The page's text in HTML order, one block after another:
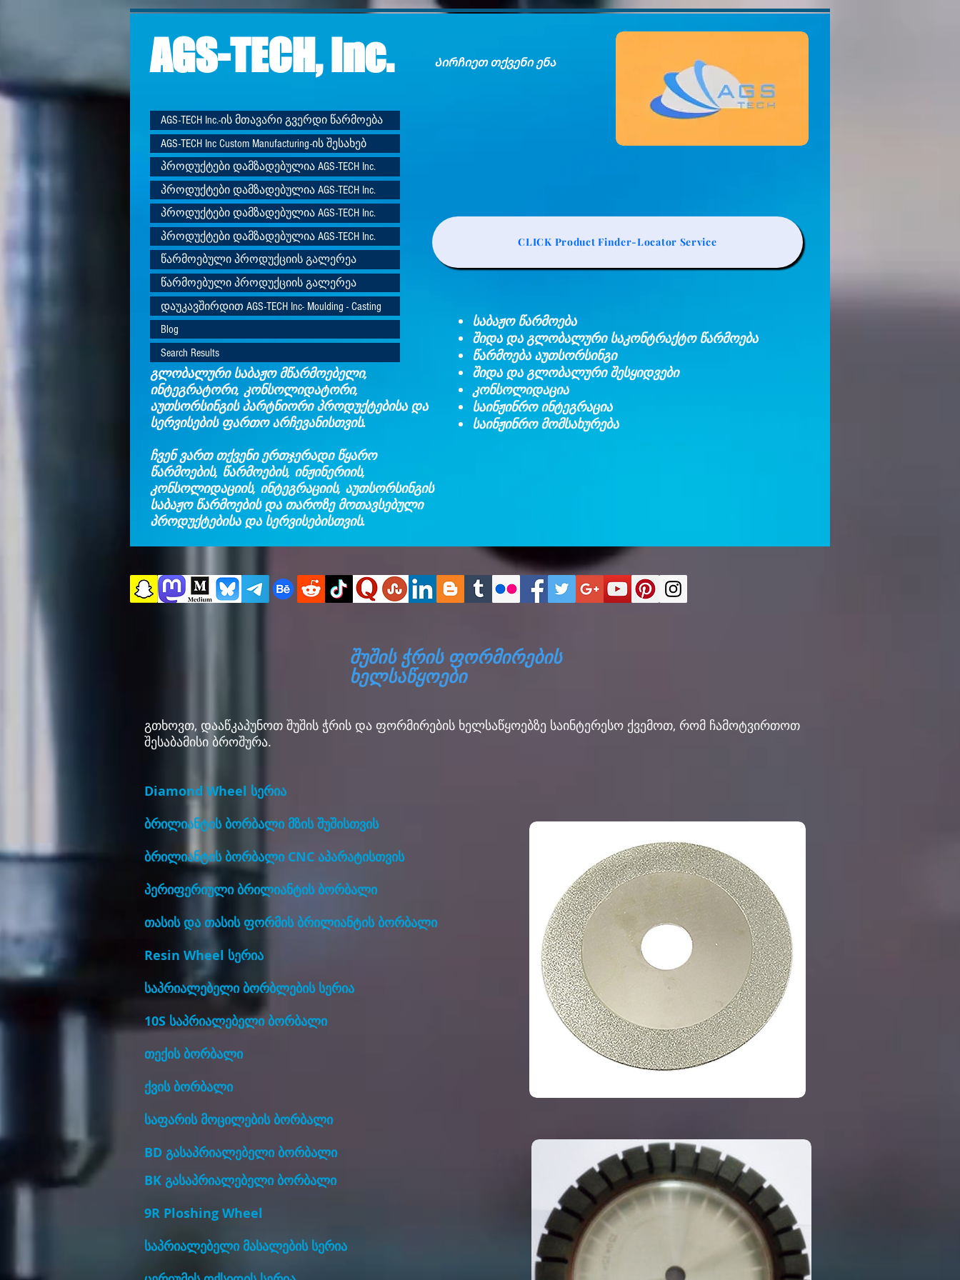
AGS-TECH, Inc.
AGS-TECH Inc.-ის მთავარი გვერდი წარმოება
AGS-TECH Inc Custom Manufacturing-ის შესახებ
პროდუქტები დამზადებულია AGS-TECH Inc.
პროდუქტები დამზადებულია AGS-TECH Inc.
პროდუქტები დამზადებულია AGS-TECH Inc.
პროდუქტები დამზადებულია AGS-TECH Inc.
წარმოებული პროდუქციის გალერეა
წარმოებული პროდუქციის გალერეა
დაუკავშირდით AGS-TECH Inc- Moulding - Casting
Blog
Search Results
გლობალური საბაჟო მწარმოებელი,
ინტეგრატორი, კონსოლიდატორი,
აუთსორსინგის პარტნიორი პროდუქტებისა და
სერვისების ფართო არჩევანისთვის.
ჩვენ ვართ თქვენი ერთჯერადი წყარო
წარმოების, წარმოების, ინჟინერიის,
კონსოლიდაციის, ინტეგრაციის, აუთსორსინგის
საბაჟო წარმოების და თაროზე მოთავსებული
პროდუქტებისა და სერვისებისთვის.
Აირჩიეთ თქვენი ენა
CLICK Product Finder-Locator Service
საბაჟო წარმოება
შიდა და გლობალური საკონტრაქტო წარმოება
წარმოება აუთსორსინგი
შიდა და გლობალური შესყიდვები
კონსოლიდაცია​
საინჟინრო ინტეგრაცია​
საინჟინრო მომსახურება
შუშის ჭრის ფორმირების
ხელსაწყოები
გთხოვთ, დააწკაპუნოთ შუშის ჭრის და ფორმირების ხელსაწყოებზე საინტერესო ქვემოთ, რომ ჩამოტვირთოთ
შესაბამისი ბროშურა.
Diamond Wheel სერია
ბრილიანტის ბორბალი მზის შუშისთვის
ბრილიანტის ბორბალი CNC აპარატისთვის
პერიფერიული ბრილიანტის ბორბალი
თასის და თასის ფორმის ბრილიანტის ბორბალი
Resin Wheel სერია
საპრიალებელი ბორბლების სერია
10S საპრიალებელი ბორბალი
თექის ბორბალი
ქვის ბორბალი
საფარის მოცილების ბორბალი
BD გასაპრიალებელი ბორბალი
BK გასაპრიალებელი ბორბალი
9R Ploshing Wheel
საპრიალებელი მასალების სერია